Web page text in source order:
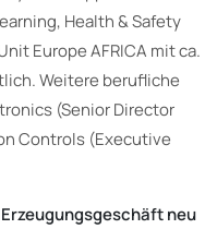
Health & Safety
Europe AFRICA mit ca.
Weitere berufliche
(Senior Director
Controls (Executive
neu